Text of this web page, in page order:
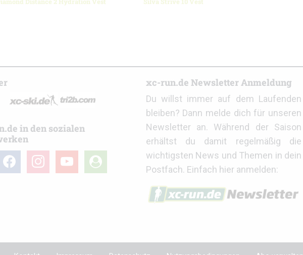
in den sozialen
facebookinstagramyoutube
user-
circle
xc-run.de Newsletter Anmeldung
Du willst immer auf dem Laufenden
bleiben? Dann melde dich für unseren
Newsletter an. Während der Saison
erhältst du damit regelmäßig die
wichtigsten News und Themen in dein
Postfach. Einfach hier anmelden: